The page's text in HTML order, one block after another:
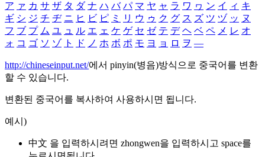
ア ァ カ サ ザ タ ダ ナ ハ バ パ マ ヤ ャ ラ ワ ヮ ン イ ィ キ
ギ シ ジ チ ヂ ニ ヒ ビ ピ ミ リ ウ ゥ ク グ ス ズ ツ ヅ ッ ヌ
フ ブ プ ム ユ ュ ル エ ェ ケ ゲ セ ゼ テ デ ヘ ベ ペ メ レ オ
ォ コ ゴ ソ ゾ ト ド ノ ホ ボ ポ モ ヨ ョ ロ ヲ ―
http://chineseinput.net/에서 pinyin(병음)방식으로 중국어를 변환
할 수 있습니다.
변환된 중국어를 복사하여 사용하시면 됩니다.
예시)
中文 을 입력하시려면 zhongwen을 입력하시고 space를